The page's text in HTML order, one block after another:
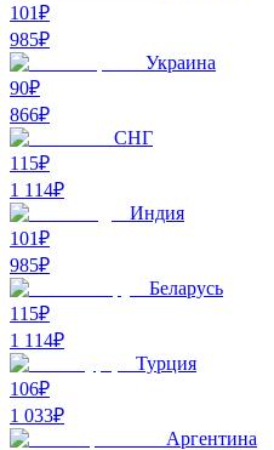
101₽
985₽
Украина
90₽
866₽
СНГ
115₽
1 114₽
Индия
101₽
985₽
Беларусь
115₽
1 114₽
Турция
106₽
1 033₽
Аргентина